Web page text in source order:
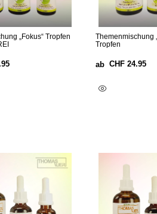
„Fokus“ Tropfen
Themenmischung
Tropfen
ab CHF 24.95